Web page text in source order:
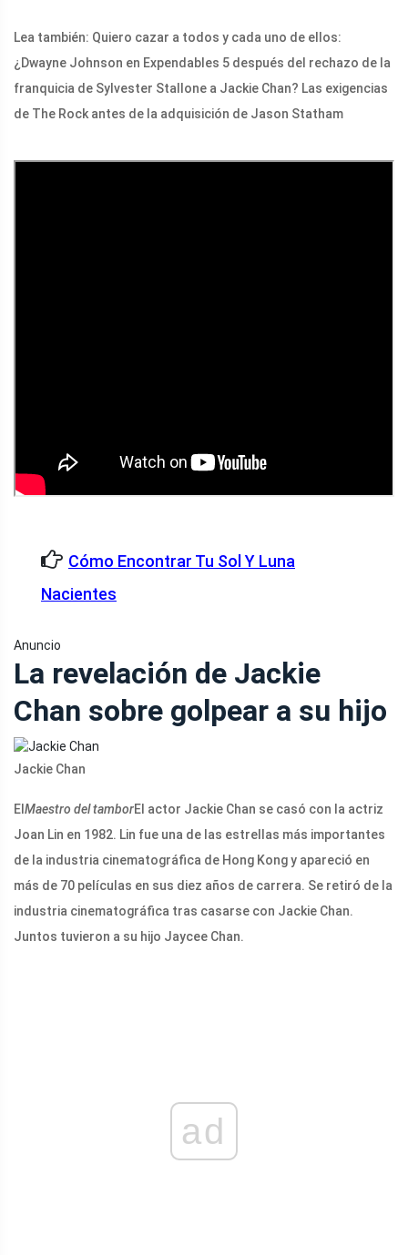
Lea también: Quiero cazar a todos y cada uno de ellos:
¿Dwayne Johnson en Expendables 5 después del rechazo de la
franquicia de Sylvester Stallone a Jackie Chan? Las exigencias
de The Rock antes de la adquisición de Jason Statham
Cómo Encontrar Tu Sol Y Luna
Nacientes
Anuncio
La revelación de Jackie
Chan sobre golpear a su hijo
Jackie Chan
El Maestro del tamborEl actor Jackie Chan se casó con la actriz
Joan Lin en 1982. Lin fue una de las estrellas más importantes
de la industria cinematográfica de Hong Kong y apareció en
más de 70 películas en sus diez años de carrera. Se retiró de la
industria cinematográfica tras casarse con Jackie Chan.
Juntos tuvieron a su hijo Jaycee Chan.
ad